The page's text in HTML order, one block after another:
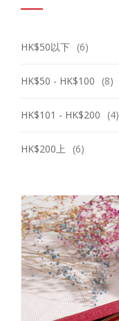
HK$50以下 (6)
HK$50 - HK$100 (8)
HK$101 - HK$200 (4)
HK$200上 (6)